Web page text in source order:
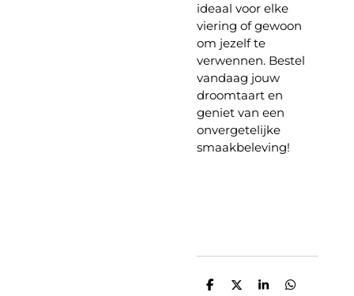
ideaal voor elke
viering of gewoon
om jezelf te
verwennen. Bestel
vandaag jouw
droomtaart en
geniet van een
onvergetelijke
smaakbeleving!
D
D
S
D